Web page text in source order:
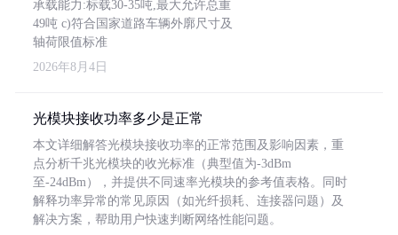
承载能力:标载30-35吨,最大允许总重
49吨 c)符合国家道路车辆外廓尺寸及
轴荷限值标准
2026年8月4日
光模块接收功率多少是正常
本文详细解答光模块接收功率的正常范围及影响因素，重
点分析千兆光模块的收光标准（典型值为-3dBm
至-24dBm），并提供不同速率光模块的参考值表格。同时
解释功率异常的常见原因（如光纤损耗、连接器问题）及
解决方案，帮助用户快速判断网络性能问题。